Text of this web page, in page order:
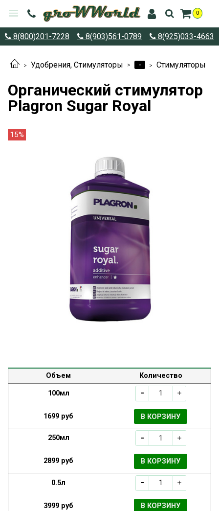
0
8(800)201-7228 8(903)561-0789 8(925)033-4663
Удобрения, Стимуляторы - Стимуляторы
Органический стимулятор
Plagron Sugar Royal
15%
Объем Количество
100мл
1699 руб В КОРЗИНУ
250мл
2899 руб В КОРЗИНУ
0.5л
3999 руб В КОРЗИНУ